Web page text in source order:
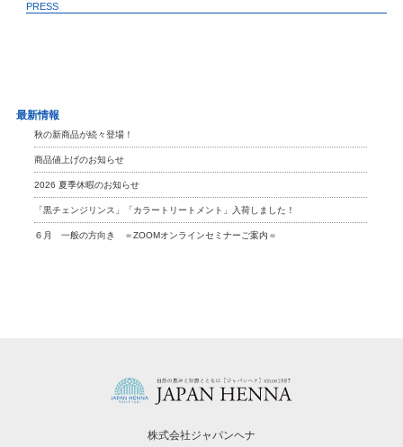
PRESS
最新情報
秋の新商品が続々登場！
商品値上げのお知らせ
2026 夏季休暇のお知らせ
「黒チェンジリンス」「カラートリートメント」入荷しました！
６月 一般の方向き ＝ZOOMオンラインセミナーご案内＝
株式会社ジャパンヘナ